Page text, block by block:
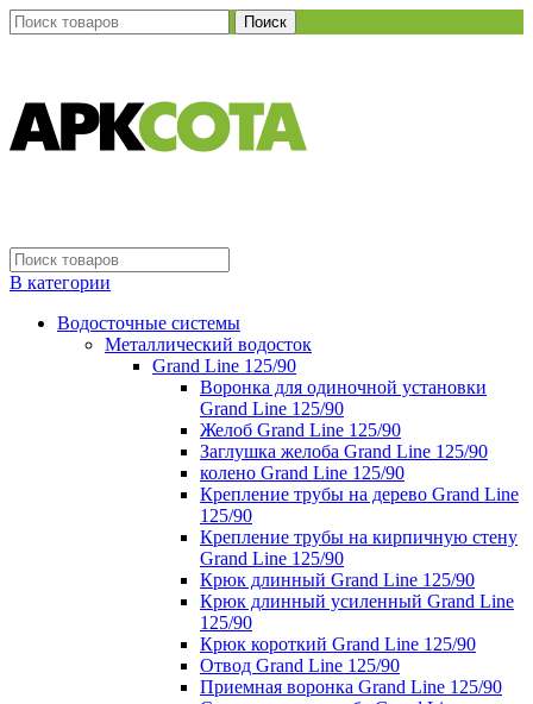
Поиск
В категории
Водосточные системы
Металлический водосток
Grand Line 125/90
Воронка для одиночной установки
Grand Line 125/90
Желоб Grand Line 125/90
Заглушка желоба Grand Line 125/90
колено Grand Line 125/90
Крепление трубы на дерево Grand Line
125/90
Крепление трубы на кирпичную стену
Grand Line 125/90
Крюк длинный Grand Line 125/90
Крюк длинный усиленный Grand Line
125/90
Крюк короткий Grand Line 125/90
Отвод Grand Line 125/90
Приемная воронка Grand Line 125/90